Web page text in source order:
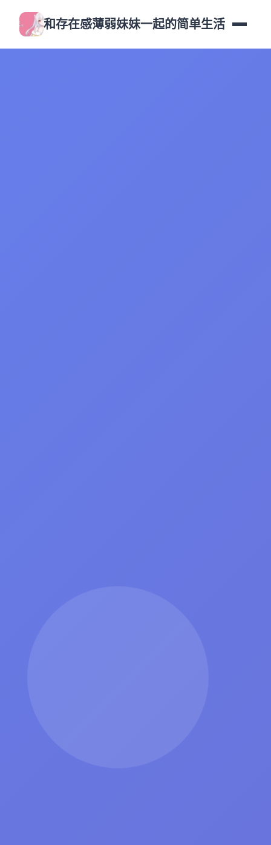
和存在感薄弱妹妹一起的简单生活